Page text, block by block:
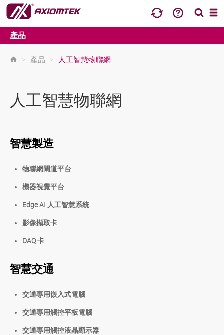
產品
> 產品 > 人工智慧物聯網
人工智慧物聯網
智慧製造
物聯網閘道平台
機器視覺平台
Edge AI 人工智慧系統
影像擷取卡
DAQ 卡
智慧交通
交通專用嵌入式電腦
交通專用觸控平板電腦
交通專用觸控液晶顯示器